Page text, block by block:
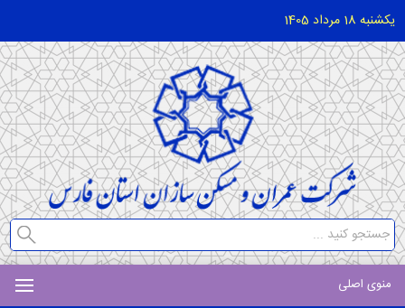
یکشنبه 18 مرداد 1405
منوی اصلی